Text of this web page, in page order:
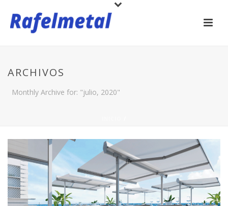
ARCHIVOS
Monthly Archive for: "julio, 2020"